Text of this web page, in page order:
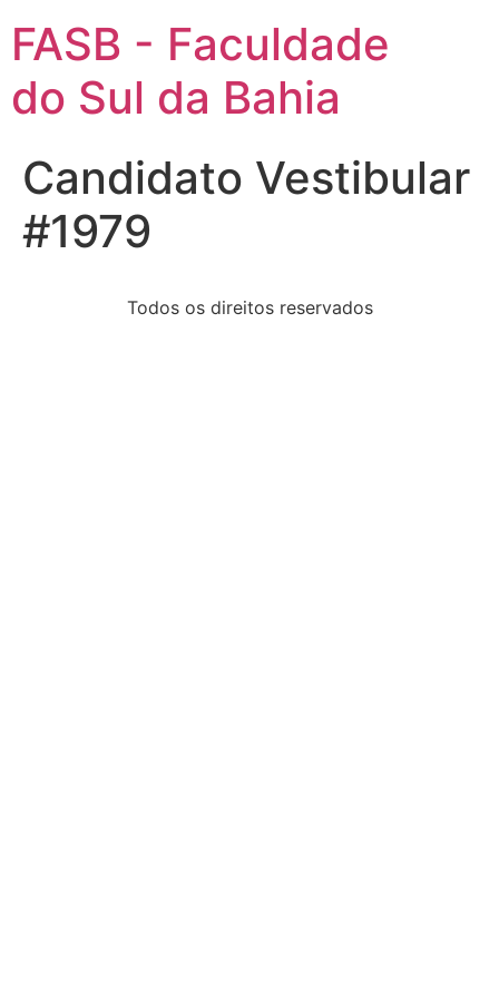
FASB - Faculdade
do Sul da Bahia
Candidato Vestibular
#1979
Todos os direitos reservados